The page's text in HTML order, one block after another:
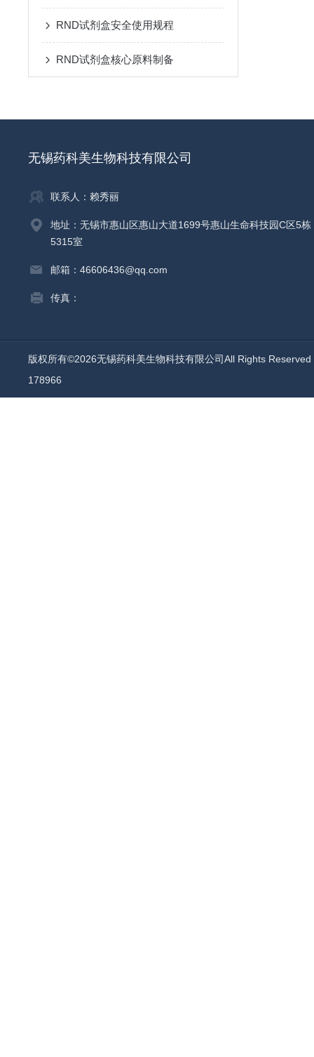
RND试剂盒安全使用规程
RND试剂盒核心原料制备
无锡药科美生物科技有限公司
联系人：赖秀丽
地址：无锡市惠山区惠山大道1699号惠山生命科技园C区5栋
5315室
邮箱：46606436@qq.com
传真：
版权所有©2026无锡药科美生物科技有限公司All Rights
178966